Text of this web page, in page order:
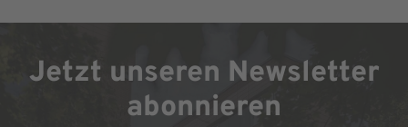
Jetzt unseren Newsletter
abonnieren